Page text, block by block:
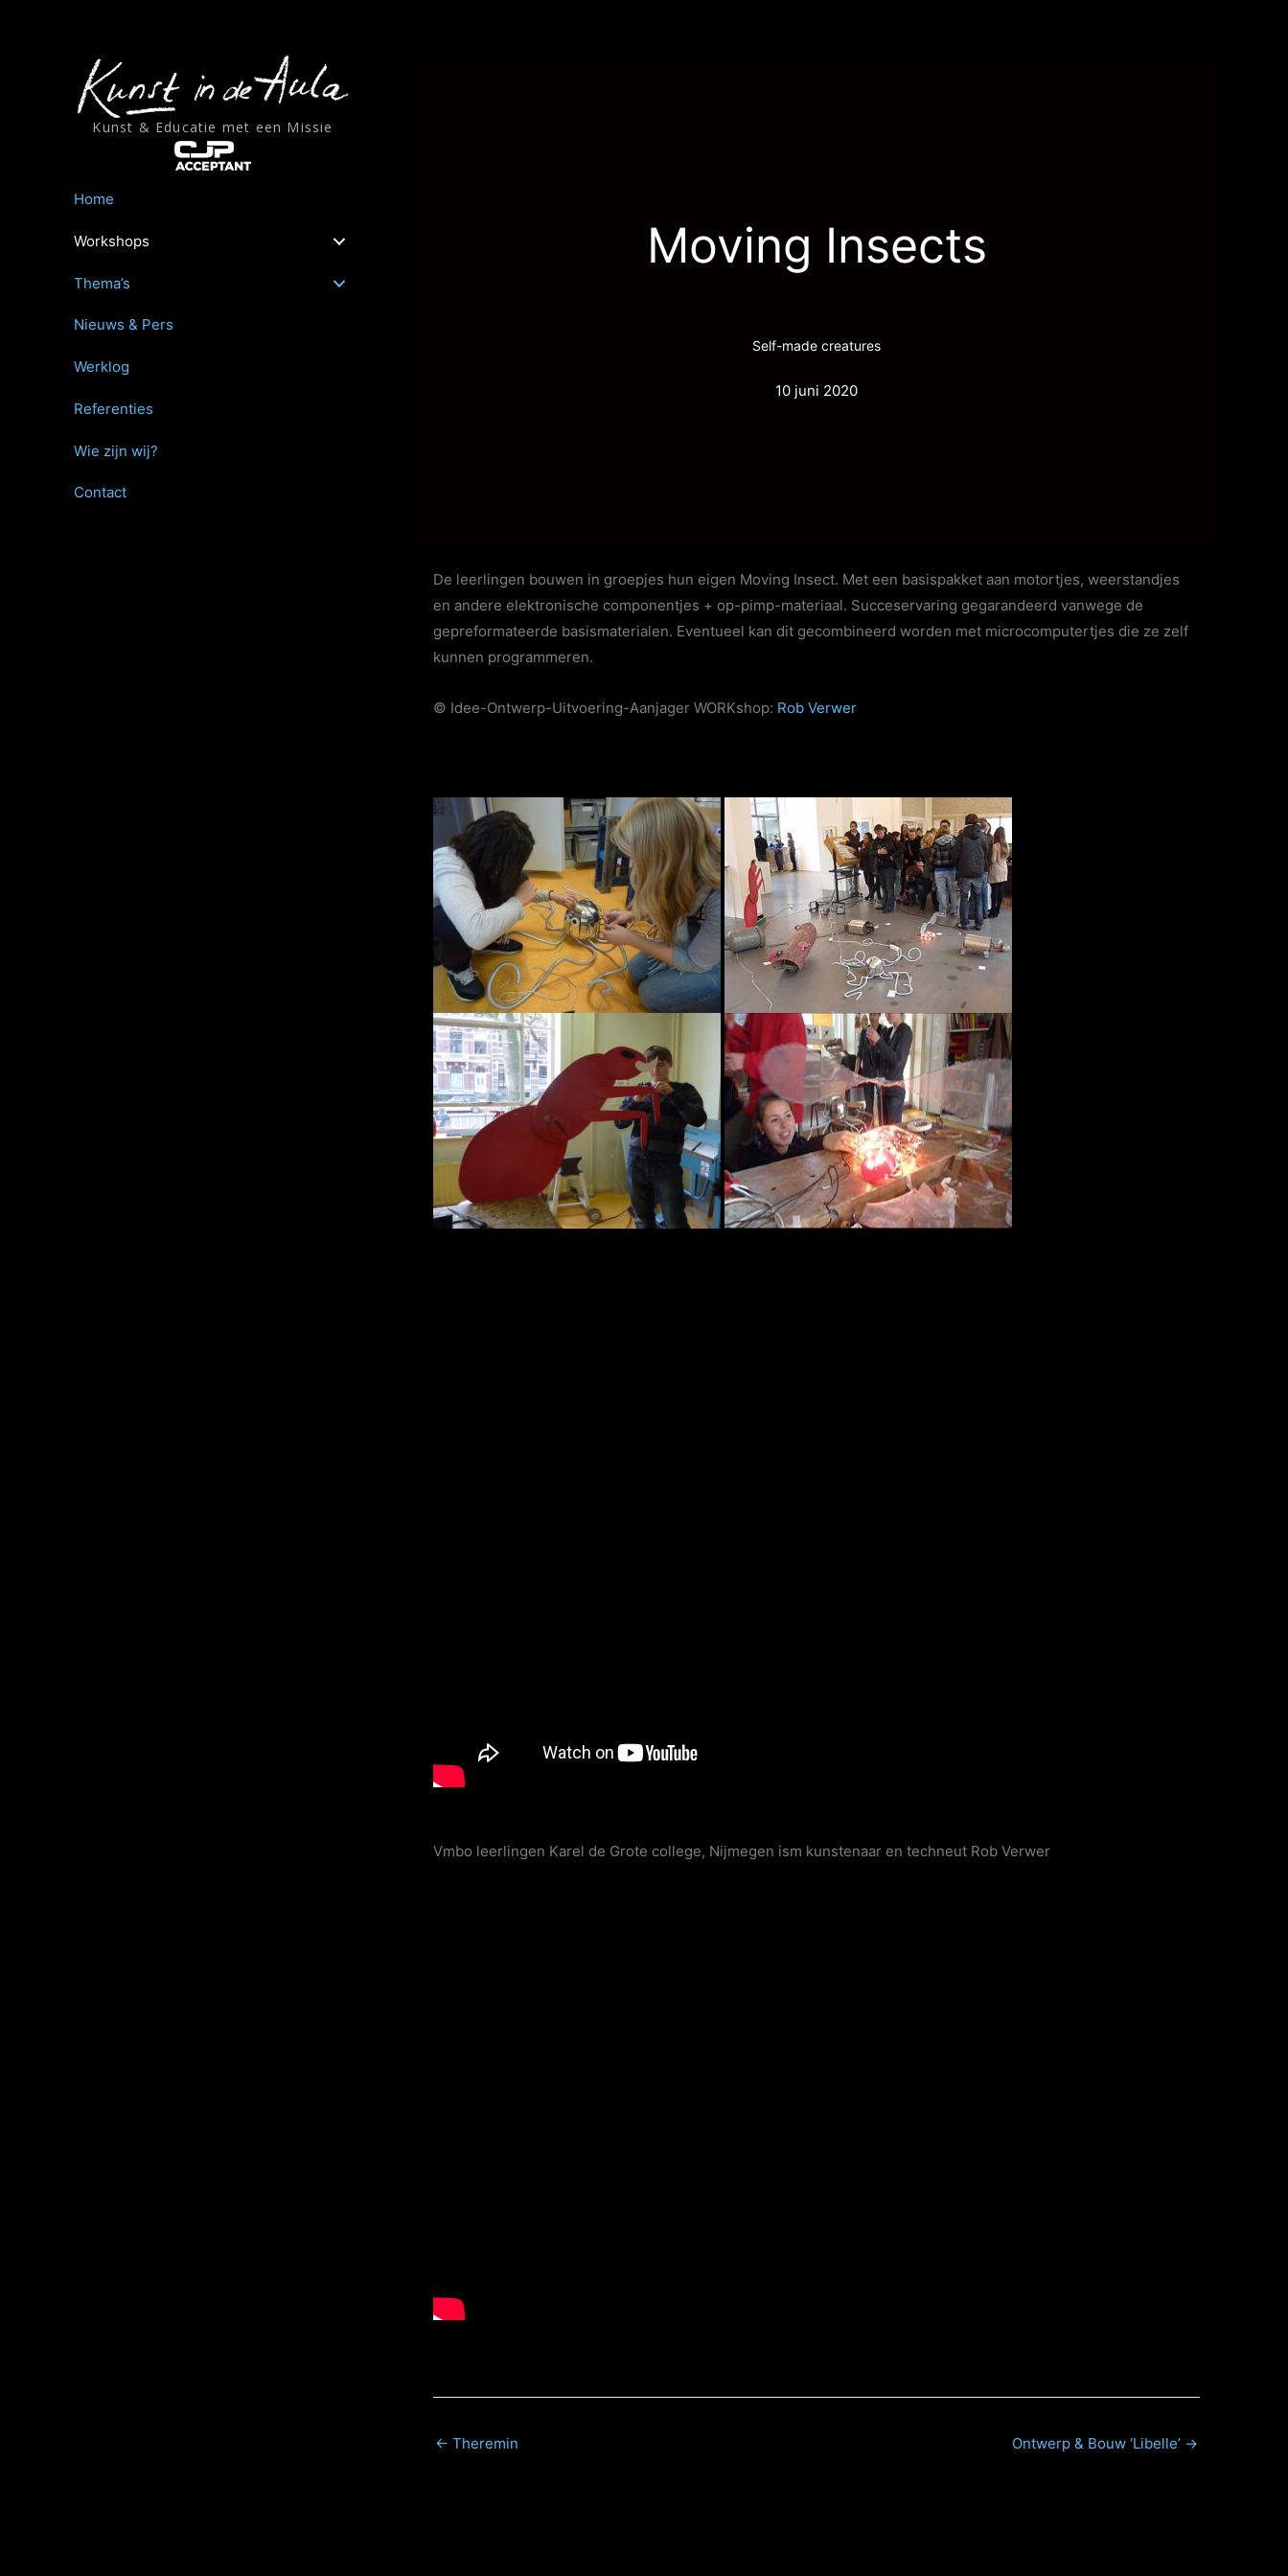
Kunst & Educatie met een Missie
Home
Workshops
Thema’s
Nieuws & Pers
Werklog
Referenties
Wie zijn wij?
Contact
Moving Insects
Self-made creatures
10 juni 2020
De leerlingen bouwen in groepjes hun eigen Moving Insect. Met een basispakket aan motortjes, weerstandjes
en andere elektronische componentjes + op-pimp-materiaal. Succeservaring gegarandeerd vanwege de
gepreformateerde basismaterialen. Eventueel kan dit gecombineerd worden met microcomputertjes die ze zelf
kunnen programmeren.
© Idee-Ontwerp-Uitvoering-Aanjager WORKshop: Rob Verwer
Vmbo leerlingen Karel de Grote college, Nijmegen ism kunstenaar en techneut Rob Verwer
← Theremin Ontwerp & Bouw ‘Libelle’ →